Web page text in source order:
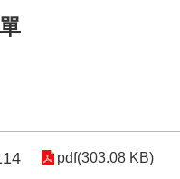
pdf(303.08 KB)